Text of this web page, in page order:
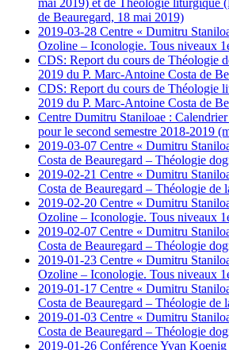
de Beauregard, 18 mai 2019)
2019-03-28 Centre « Dumitru
Ozoline – Iconologie. Tous niveaux
CDS: Report du cours de Théologie
2019 du P. Marc-Antoine Costa de
CDS: Report du cours de Théologie
2019 du P. Marc-Antoine Costa de
Centre Dumitru Staniloae : Calendrier
pour le second semestre 2018-2019
2019-03-07 Centre « Dumitru
Costa de Beauregard – Théologie
2019-02-21 Centre « Dumitru
Costa de Beauregard – Théologie de
2019-02-20 Centre « Dumitru
Ozoline – Iconologie. Tous niveaux
2019-02-07 Centre « Dumitru
Costa de Beauregard – Théologie
2019-01-23 Centre « Dumitru
Ozoline – Iconologie. Tous niveaux
2019-01-17 Centre « Dumitru
Costa de Beauregard – Théologie de
2019-01-03 Centre « Dumitru
Costa de Beauregard – Théologie
2019-01-26 Conférence Yvan Koenig